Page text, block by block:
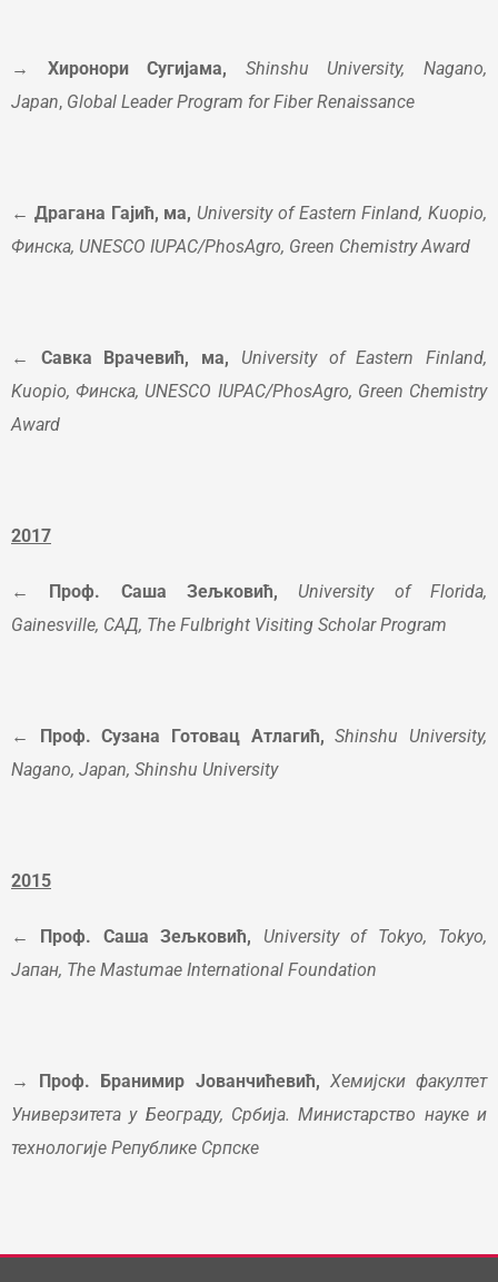
→ Хиронори Сугијама,
Shinshu University, Nagano,
Japan, Global Leader Program for Fiber Renaissance
← Драгана Гајић, ма, University of Eastern Finland, Kuopio,
Финска, UNESCO IUPAC/PhosAgro, Green Chemistry Award
← Савка Врачевић, ма,
University of Eastern Finland,
Kuopio, Финска, UNESCO IUPAC/PhosAgro, Green Chemistry
Award
2017
← Проф. Саша Зељковић,
University of Florida,
Gainesville, САД, The Fulbright Visiting Scholar Program
← Проф. Сузана Готовац Атлагић, Shinshu University,
Nagano, Japan, Shinshu University
2015
← Проф. Саша Зељковић, University of Tokyo, Tokyo,
Јапан, The Mastumae International Foundation
→ Проф. Бранимир Јованчићевић, Хемијски факултет
Универзитета у Београду, Србија. Mинистарство науке и
технологије Републике Српске